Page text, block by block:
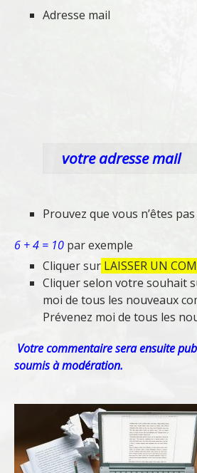
Adresse mail
votre adresse mail
Prouvez que vous n’êtes
6 + 4 = 10 par exemple
Cliquer sur LAISSER UN
Cliquer selon votre
moi de tous les nouveaux
Prévenez moi de tous les
Votre commentaire sera ensuite
soumis à modération.